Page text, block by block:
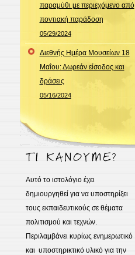
παραμύθι με περιεχόμενο από
ποντιακή παράδοση
05/29/2024
Διεθνής Ημέρα Μουσείων 18
Μαΐου: Δωρεάν είσοδος και
δράσεις
05/16/2024
Αυτό το ιστολόγιο έχει
δημιουργηθεί για να υποστηρίξει
τους εκπαιδευτικούς σε θέματα
πολιτισμού και τεχνών.
Περιλαμβάνει κυρίως ενημερωτικό
και υποστηρικτικό υλικό για την